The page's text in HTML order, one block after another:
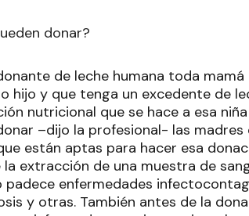
donar?
de leche humana toda
hijo y que tenga un excedente de
nutricional que se hace a esa
–dijo la profesional- las
están aptas para hacer esa
extracción de una muestra de
padece enfermedades
y otras. También antes de la